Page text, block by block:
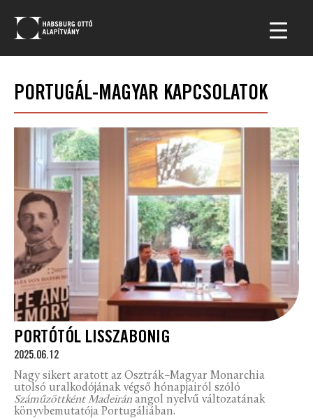
PORTUGÁL-MAGYAR KAPCSOLATOK
PORTÓTÓL LISSZABONIG
2025.06.12
Nagy sikert aratott az Osztrák–Magyar Monarchia
utolsó uralkodójának végső hónapjairól szóló
Száműzöttként Madeirán angol nyelvű változatának
könyvbemutatója Portugáliában.